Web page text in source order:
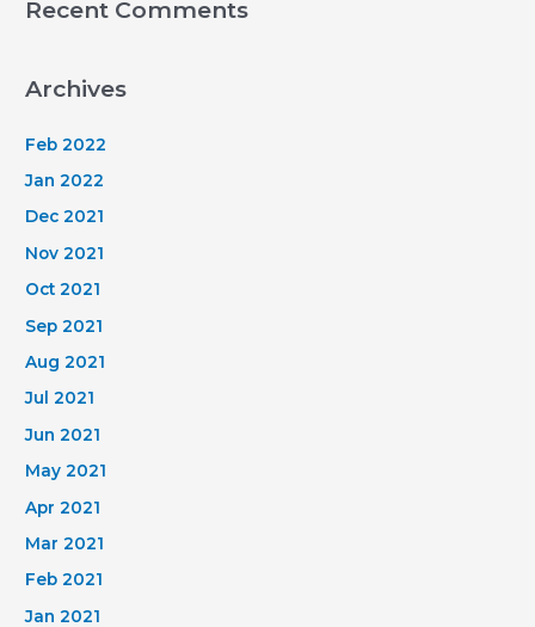
Recent Comments
Archives
Feb 2022
Jan 2022
Dec 2021
Nov 2021
Oct 2021
Sep 2021
Aug 2021
Jul 2021
Jun 2021
May 2021
Apr 2021
Mar 2021
Feb 2021
Jan 2021